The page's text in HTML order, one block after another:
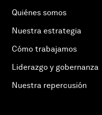
Quiénes somos
Nuestra estrategia
Cómo trabajamos
Liderazgo y gobernanza
Nuestra repercusión